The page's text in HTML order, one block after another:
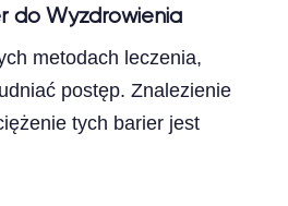
do Wyzdrowienia
metodach leczenia,
postęp. Znalezienie
tych barier jest